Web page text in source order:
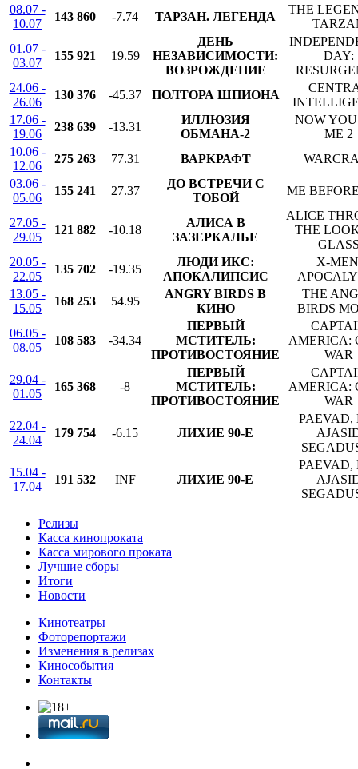
08.07 -
10.07
143 860 -7.74 ТАРЗАН. ЛЕГЕНДА
THE
01.07 -
03.07
155 921 19.59
ДЕНЬ
НЕЗАВИСИМОСТИ:
ВОЗРОЖДЕНИЕ
DAY:
24.06 -
26.06
130 376 -45.37 ПОЛТОРА ШПИОНА
17.06 -
19.06
238 639 -13.31
ИЛЛЮЗИЯ
ОБМАНА-2
NOW YOU
ME 2
10.06 -
12.06
275 263 77.31 ВАРКРАФТ
03.06 -
05.06
155 241 27.37
ДО ВСТРЕЧИ С
ТОБОЙ
ME
27.05 -
29.05
121 882 -10.18
АЛИСА В
ЗАЗЕРКАЛЬЕ
ALICE
THE
20.05 -
22.05
135 702 -19.35
ЛЮДИ ИКС:
АПОКАЛИПСИС
X-
13.05 -
15.05
168 253 54.95
ANGRY BIRDS В
КИНО
THE
BIRDS
06.05 -
08.05
108 583 -34.34
ПЕРВЫЙ
МСТИТЕЛЬ:
ПРОТИВОСТОЯНИЕ
AMERICA:
WAR
29.04 -
01.05
165 368 -8
ПЕРВЫЙ
МСТИТЕЛЬ:
ПРОТИВОСТОЯНИЕ
AMERICA:
WAR
22.04 -
24.04
179 754 -6.15 ЛИХИЕ 90-Е
PAEVAD,
15.04 -
17.04
191 532 INF ЛИХИЕ 90-Е
PAEVAD,
Релизы
Касса кинопроката
Касса мирового проката
Лучшие сборы
Итоги
Новости
Кинотеатры
Фоторепортажи
Изменения в релизах
Кинособытия
Контакты